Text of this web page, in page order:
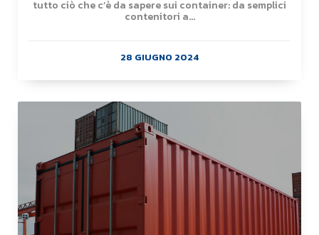
tutto ciò che c’è da sapere sui container: da semplici
contenitori a...
28 GIUGNO 2024